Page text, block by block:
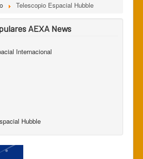
Telescopio Espacial Hubble
AEXA News
Internacional
Hubble